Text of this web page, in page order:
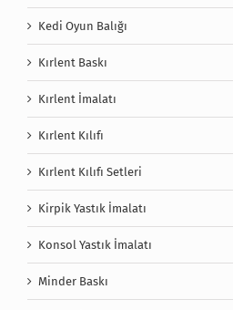
Kedi Oyun Balığı
Kırlent Baskı
Kırlent İmalatı
Kırlent Kılıfı
Kırlent Kılıfı Setleri
Kirpik Yastık İmalatı
Konsol Yastık İmalatı
Minder Baskı